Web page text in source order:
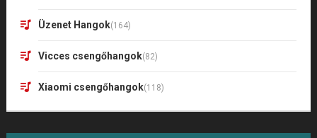
Üzenet Hangok(164)
Vicces csengőhangok(82)
Xiaomi csengőhangok(118)